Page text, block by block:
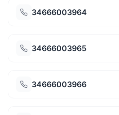
34666003964
34666003965
34666003966